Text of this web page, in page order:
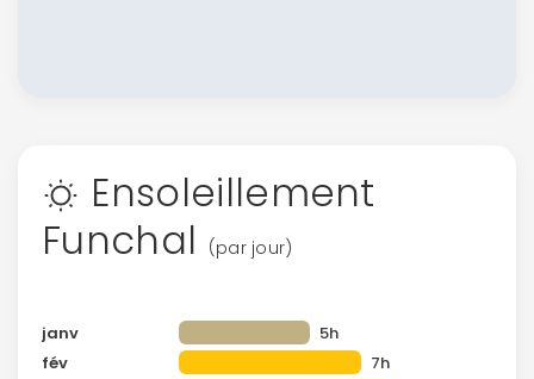
Ensoleillement
Funchal
(par jour)
janv
5h
fév
7h